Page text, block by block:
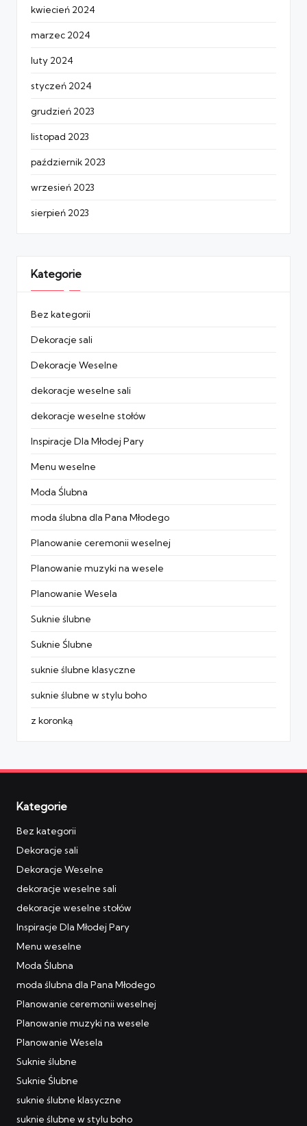
kwiecień 2024
marzec 2024
luty 2024
styczeń 2024
grudzień 2023
listopad 2023
październik 2023
wrzesień 2023
sierpień 2023
Kategorie
Bez kategorii
Dekoracje sali
Dekoracje Weselne
dekoracje weselne sali
dekoracje weselne stołów
Inspiracje Dla Młodej Pary
Menu weselne
Moda Ślubna
moda ślubna dla Pana Młodego
Planowanie ceremonii weselnej
Planowanie muzyki na wesele
Planowanie Wesela
Suknie ślubne
Suknie Ślubne
suknie ślubne klasyczne
suknie ślubne w stylu boho
z koronką
Kategorie
Bez kategorii
Dekoracje sali
Dekoracje Weselne
dekoracje weselne sali
dekoracje weselne stołów
Inspiracje Dla Młodej Pary
Menu weselne
Moda Ślubna
moda ślubna dla Pana Młodego
Planowanie ceremonii weselnej
Planowanie muzyki na wesele
Planowanie Wesela
Suknie ślubne
Suknie Ślubne
suknie ślubne klasyczne
suknie ślubne w stylu boho